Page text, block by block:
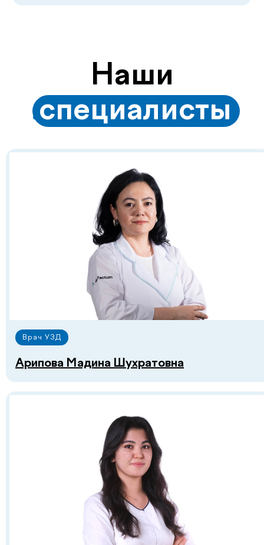
Врач УЗД
Арипова Мадина Шухратовна